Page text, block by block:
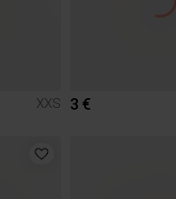
XXS 3 €